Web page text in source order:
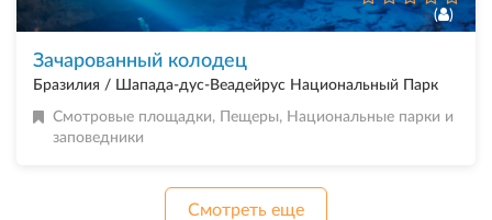
( )
Зачарованный колодец
Бразилия / Шапада-дус-Веадейрус Национальный Парк
Смотровые площадки, Пещеры, Национальные парки и
заповедники
Смотреть еще